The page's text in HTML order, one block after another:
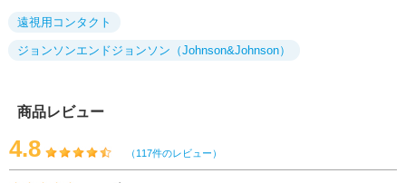
遠視用コンタクト
ジョンソンエンドジョンソン（Johnson&Johnson）
商品レビュー
4.8 （117件のレビュー）